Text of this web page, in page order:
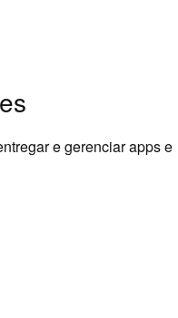
e gerenciar apps e